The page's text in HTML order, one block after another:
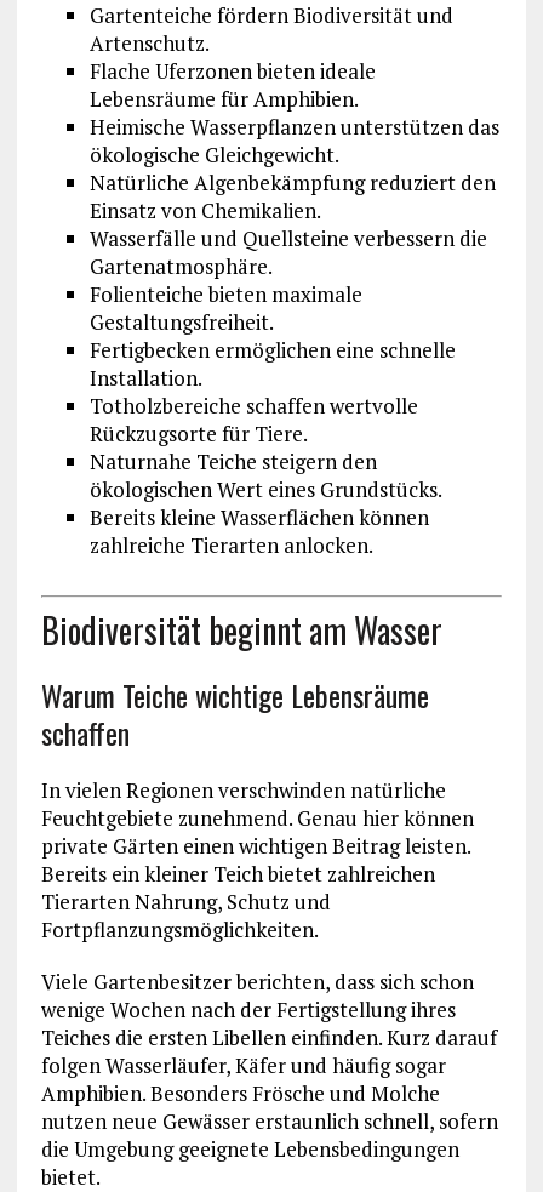
Gartenteiche fördern Biodiversität und
Artenschutz.
Flache Uferzonen bieten ideale
Lebensräume für Amphibien.
Heimische Wasserpflanzen unterstützen das
ökologische Gleichgewicht.
Natürliche Algenbekämpfung reduziert den
Einsatz von Chemikalien.
Wasserfälle und Quellsteine verbessern die
Gartenatmosphäre.
Folienteiche bieten maximale
Gestaltungsfreiheit.
Fertigbecken ermöglichen eine schnelle
Installation.
Totholzbereiche schaffen wertvolle
Rückzugsorte für Tiere.
Naturnahe Teiche steigern den
ökologischen Wert eines Grundstücks.
Bereits kleine Wasserflächen können
zahlreiche Tierarten anlocken.
Biodiversität beginnt am Wasser
Warum Teiche wichtige Lebensräume
schaffen
In vielen Regionen verschwinden natürliche
Feuchtgebiete zunehmend. Genau hier können
private Gärten einen wichtigen Beitrag leisten.
Bereits ein kleiner Teich bietet zahlreichen
Tierarten Nahrung, Schutz und
Fortpflanzungsmöglichkeiten.
Viele Gartenbesitzer berichten, dass sich schon
wenige Wochen nach der Fertigstellung ihres
Teiches die ersten Libellen einfinden. Kurz darauf
folgen Wasserläufer, Käfer und häufig sogar
Amphibien. Besonders Frösche und Molche
nutzen neue Gewässer erstaunlich schnell, sofern
die Umgebung geeignete Lebensbedingungen
bietet.